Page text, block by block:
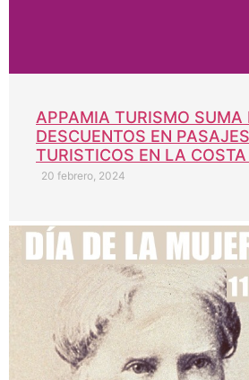
APPAMIA TURISMO SUMA
DESCUENTOS EN
TURISTICOS EN LA
20 febrero, 2024